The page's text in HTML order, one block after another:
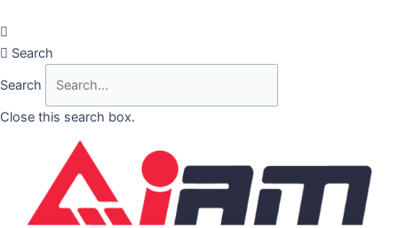
to
content
Search
Search
Close this search box.